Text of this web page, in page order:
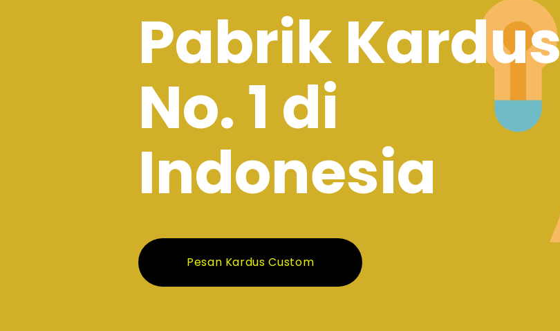
Pabrik Kardus
No. 1 di
Indonesia
Pesan Kardus Custom